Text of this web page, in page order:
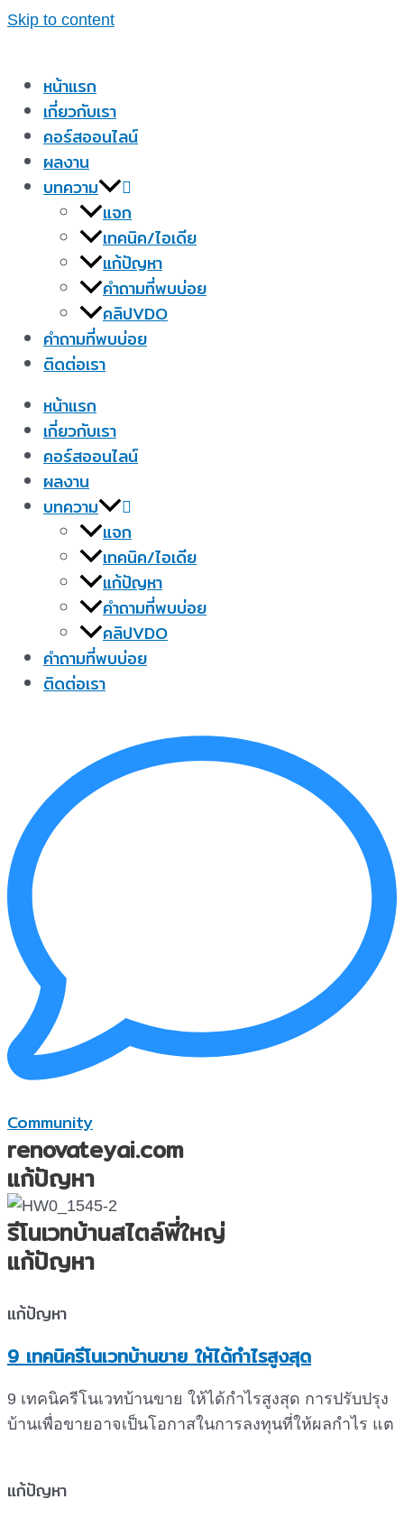
Skip to content
หน้าแรก
เกี่ยวกับเรา
คอร์สออนไลน์
ผลงาน
บทความ
แจก
เทคนิค/ไอเดีย
แก้ปัญหา
คำถามที่พบบ่อย
คลิปVDO
คำถามที่พบบ่อย
ติดต่อเรา
หน้าแรก
เกี่ยวกับเรา
คอร์สออนไลน์
ผลงาน
บทความ
แจก
เทคนิค/ไอเดีย
แก้ปัญหา
คำถามที่พบบ่อย
คลิปVDO
คำถามที่พบบ่อย
ติดต่อเรา
Community
renovateyai.com
แก้ปัญหา
รีโนเวทบ้านสไตล์พี่ใหญ่
แก้ปัญหา
แก้ปัญหา
9 เทคนิครีโนเวทบ้านขาย ให้ได้กำไรสูงสุด
9 เทคนิครีโนเวทบ้านขาย ให้ได้กำไรสูงสุด การปรับปรุง
บ้านเพื่อขายอาจเป็นโอกาสในการลงทุนที่ให้ผลกำไร แต
แก้ปัญหา